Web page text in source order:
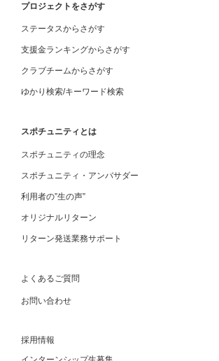
プロジェクトをさがす
ステータスからさがす
支援金ランキングからさがす
クラブチームからさがす
ゆかり検索/キーワード検索
スポチュニティとは
スポチュニティの理念
スポチュニティ・アンバサダー
利用者の”生の声”
オリジナルリターン
リターン発送業務サポート
よくあるご質問
お問い合わせ
採用情報